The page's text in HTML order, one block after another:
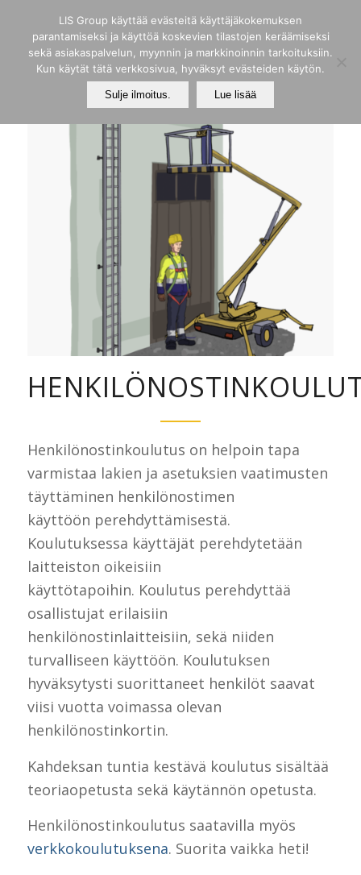
Henkilönostinkoulutus on helpoin tapa
varmistaa lakien ja asetuksien vaatimusten
täyttäminen henkilönostimen
käyttöön perehdyttämisestä.
Koulutuksessa käyttäjät perehdytetään
laitteiston oikeisiin
käyttötapoihin. Koulutus perehdyttää
osallistujat erilaisiin
henkilönostinlaitteisiin, sekä niiden
turvalliseen käyttöön. Koulutuksen
hyväksytysti suorittaneet henkilöt saavat
viisi vuotta voimassa olevan
henkilönostinkortin.
Kahdeksan tuntia kestävä koulutus sisältää
teoriaopetusta sekä käytännön opetusta.
Henkilönostinkoulutus saatavilla myös
verkkokoulutuksena. Suorita vaikka heti!
LIS Group käyttää evästeitä käyttäjäkokemuksen
parantamiseksi ja käyttöä koskevien tilastojen keräämiseksi
sekä asiakaspalvelun, myynnin ja markkinoinnin tarkoituksiin.
Kun käytät tätä verkkosivua, hyväksyt evästeiden käytön.
Sulje ilmoitus. Lue lisää